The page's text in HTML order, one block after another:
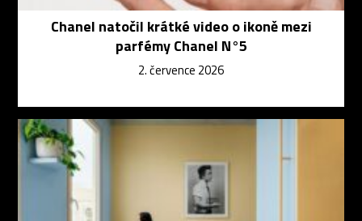
Chanel natočil krátké video o ikoně mezi
parfémy Chanel N°5
2. července 2026